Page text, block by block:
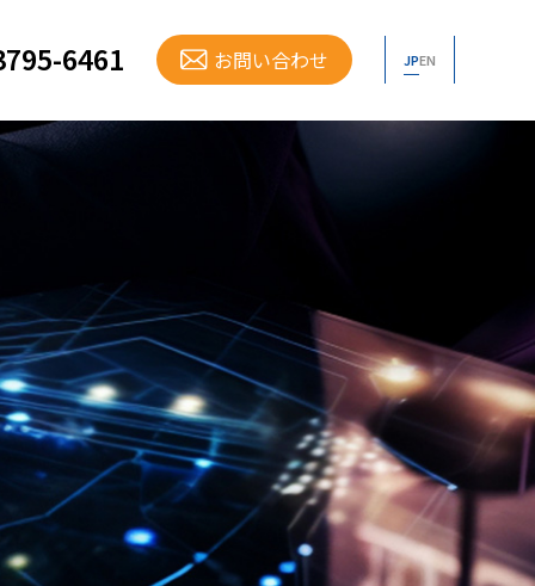
6461 お問い合わせ JPEN